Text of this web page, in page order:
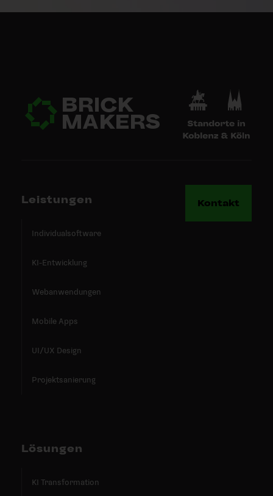
Leistungen
Individualsoftware
KI-Entwicklung
Webanwendungen
Mobile Apps
UI/UX Design
Projektsanierung
Lösungen
KI Transformation
Kontakt